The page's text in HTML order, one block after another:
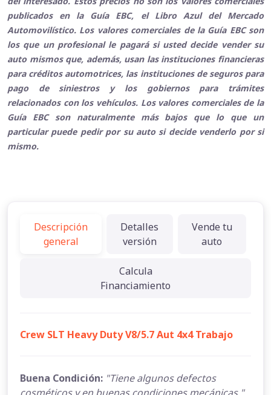
publicados en la Guía EBC, el Libro Azul del Mercado
Automovilístico. Los valores comerciales de la Guía EBC son
los que un profesional le pagará si usted decide vender su
auto mismos que, además, usan las instituciones financieras
para créditos automotrices, las instituciones de seguros para
pago de siniestros y los gobiernos para trámites
relacionados con los vehículos. Los valores comerciales de la
Guía EBC son naturalmente más bajos que lo que un
particular puede pedir por su auto si decide venderlo por si
mismo.
Descripción
general
Detalles
versión
Vende tu
auto
Calcula
Financiamiento
Crew SLT Heavy Duty V8/5.7 Aut 4x4 Trabajo
Buena Condición: "Tiene algunos defectos